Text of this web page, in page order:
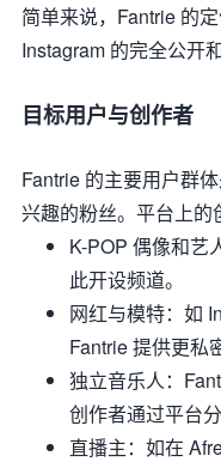
简单来说，Fantrie 的
Instagram 的完全公开
目标用户与创作者
Fantrie 的主要用户群
兴趣的粉丝。平台上的
K-POP 偶像和艺
此开设频道。
网红与模特：如
Fantrie 提供更私
独立音乐人：
创作者通过平台
直播主：如在